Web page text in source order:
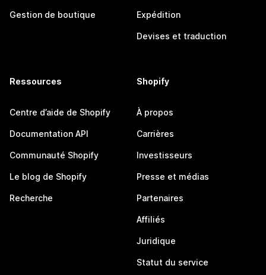
Gestion de boutique Expédition
Devises et traduction
Ressources
Centre d’aide de Shopify
Documentation API
Communauté Shopify
Le blog de Shopify
Recherche
Shopify
À propos
Carrières
Investisseurs
Presse et médias
Partenaires
Affiliés
Juridique
Statut du service